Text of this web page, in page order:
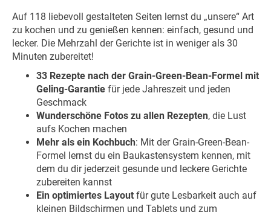
Auf 118 liebevoll gestalteten Seiten lernst du „unsere“ Art
zu kochen und zu genießen kennen: einfach, gesund und
lecker. Die Mehrzahl der Gerichte ist in weniger als 30
Minuten zubereitet!
33 Rezepte nach der Grain-Green-Bean-Formel mit
Geling-Garantie für jede Jahreszeit und jeden
Geschmack
Wunderschöne Fotos zu allen Rezepten, die Lust
aufs Kochen machen
Mehr als ein Kochbuch: Mit der Grain-Green-Bean-
Formel lernst du ein Baukastensystem kennen, mit
dem du dir jederzeit gesunde und leckere Gerichte
zubereiten kannst
Ein optimiertes Layout für gute Lesbarkeit auch auf
kleinen Bildschirmen und Tablets und zum